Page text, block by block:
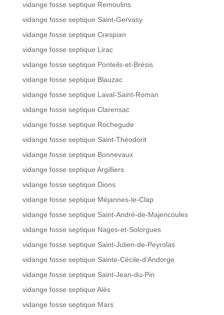
vidange fosse septique Remoulins
vidange fosse septique Saint-Gervasy
vidange fosse septique Crespian
vidange fosse septique Lirac
vidange fosse septique Ponteils-et-Brésis
vidange fosse septique Blauzac
vidange fosse septique Laval-Saint-Roman
vidange fosse septique Clarensac
vidange fosse septique Rochegude
vidange fosse septique Saint-Théodorit
vidange fosse septique Bonnevaux
vidange fosse septique Argilliers
vidange fosse septique Dions
vidange fosse septique Méjannes-le-Clap
vidange fosse septique Saint-André-de-Majencoules
vidange fosse septique Nages-et-Solorgues
vidange fosse septique Saint-Julien-de-Peyrolas
vidange fosse septique Sainte-Cécile-d’Andorge
vidange fosse septique Saint-Jean-du-Pin
vidange fosse septique Alès
vidange fosse septique Mars